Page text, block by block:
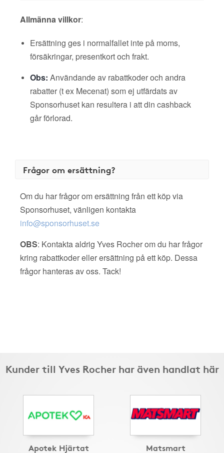
Allmänna villkor:
Ersättning ges i normalfallet inte på moms,
försäkringar, presentkort och frakt.
Obs: Användande av rabattkoder och andra
rabatter (t ex Mecenat) som ej utfärdats av
Sponsorhuset kan resultera i att din cashback
går förlorad.
Frågor om ersättning?
Om du har frågor om ersättning från ett köp via
Sponsorhuset, vänligen kontakta
info@sponsorhuset.se
OBS: Kontakta aldrig Yves Rocher om du har frågor
kring rabattkoder eller ersättning på ett köp. Dessa
frågor hanteras av oss. Tack!
Kunder till Yves Rocher har även handlat här
Apotek Hjärtat Matsmart